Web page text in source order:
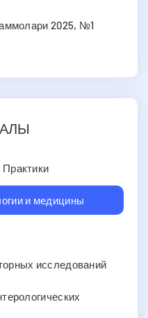
2025, №1
и медицины
исследований